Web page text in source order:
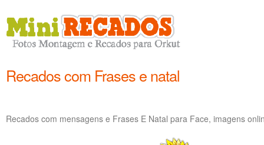
Recados com Frases e natal
Recados com mensagens e Frases E Natal para Face, imagens